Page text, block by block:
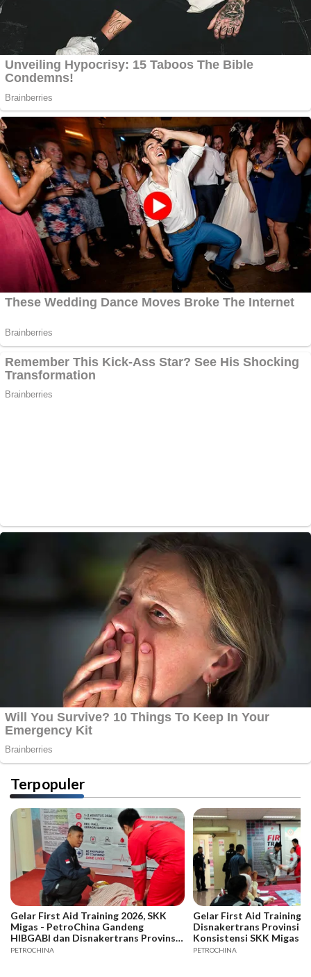
Terpopuler
Gelar First Aid Training 2026, SKK
Migas - PetroChina Gandeng
HIBGABI dan Disnakertrans Provinsi
Jambi
PETROCHINA
Gelar First Aid Training
Disnakertrans Provinsi
Konsistensi SKK Migas -
PETROCHINA